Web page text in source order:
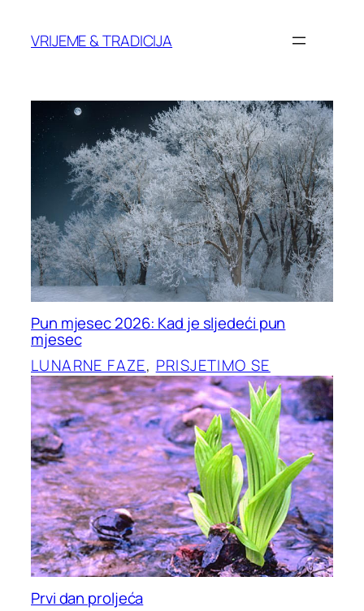
VRIJEME & TRADICIJA
Pun mjesec 2026: Kad je sljedeći pun
mjesec
LUNARNE FAZE, PRISJETIMO SE
Prvi dan proljeća